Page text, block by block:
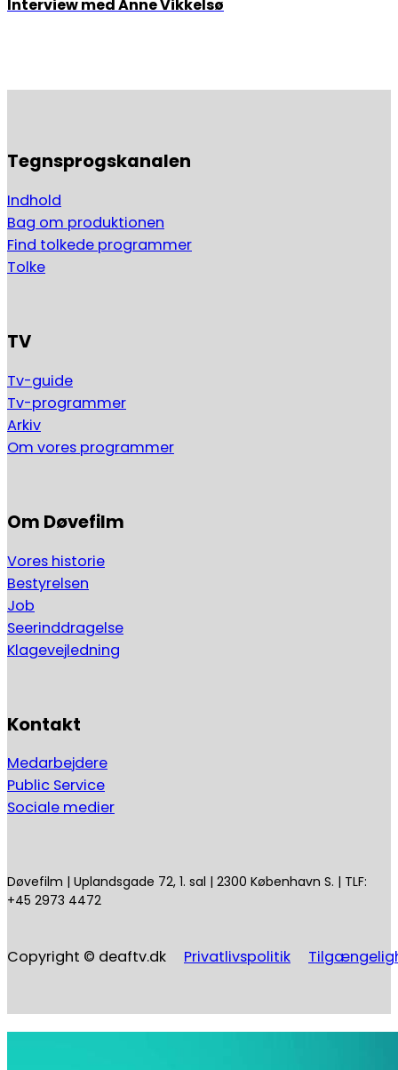
Interview med Anne Vikkelsø
Tegnsprogskanalen
Indhold
Bag om produktionen
Find tolkede programmer
Tolke
TV
Tv-guide
Tv-programmer
Arkiv
Om vores programmer
Om Døvefilm
Vores historie
Bestyrelsen
Job
Seerinddragelse
Klagevejledning
Kontakt
Medarbejdere
Public Service
Sociale medier
Døvefilm | Uplandsgade 72, 1. sal | 2300 København S. | TLF:
+45 2973 4472
Copyright © deaftv.dk Privatlivspolitik